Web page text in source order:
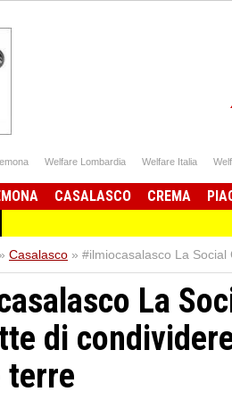
Welfare Lombardia Welfare Italia
CASALASCO CREMA
» Casalasco » #ilmiocasalasco La
La
di
terre